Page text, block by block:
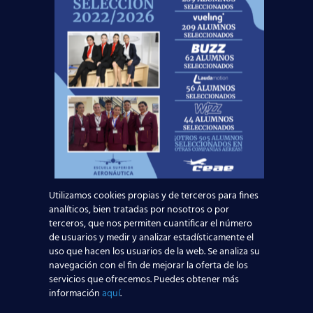
No se necesita experiencia previa.
Buena imagen y presencia.
Vocación de servicio.
Nivel de castellano e inglés fluido.
Para participar en estas o en
próximasconvocatorias, los
alumnos interesados pueden
pedirnos más información a
través del Departamento de
Orientación Laboral.
Esta es una gran oportunidad para todos
aquellos que están en posesión deltítulo de
Tripulante de Cabina de Pasajeros TCPo están
en proceso de obtenerlo. El aumento de vuelos
para este verano conllevará más trabajadores y
Utilizamos cookies propias y de terceros para fines
analíticos, bien tratadas por nosotros o por
terceros, que nos permiten cuantificar el número
de usuarios y medir y analizar estadísticamente el
uso que hacen los usuarios de la web. Se analiza su
navegación con el fin de mejorar la oferta de los
servicios que ofrecemos. Puedes obtener más
informaciónaquí.